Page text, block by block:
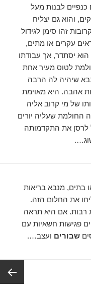
לבנות מעל
והוא גם יצליח
זהו סימן לגידול
עקרים או מתים,
יסתדר, אך עבודתו
לטוס מעיר אחת
שיהיה לה הרבה
אהבה. היא מאוימת
של מי קרוב אליה
החולמת שעליה יורים
לרסן את התקדמותה
בתים, מנבא בריאות
את החלום הזה.
רבות. אם היא תראה
פגישות חשאיות עם
שבורים ועצב….